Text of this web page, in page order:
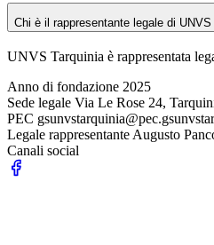
UNVS Tarquinia è rappresentata
Anno di fondazione 2025
Sede legale Via Le Rose 24,
PEC
Legale rappresentante Augusto
Canali social